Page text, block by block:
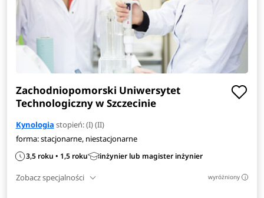
Zachodniopomorski Uniwersytet
Technologiczny w Szczecinie
Kynologia stopień: (I) (II)
forma: stacjonarne, niestacjonarne
3,5 roku • 1,5 roku inżynier lub magister inżynier
Zobacz specjalności wyróżniony i